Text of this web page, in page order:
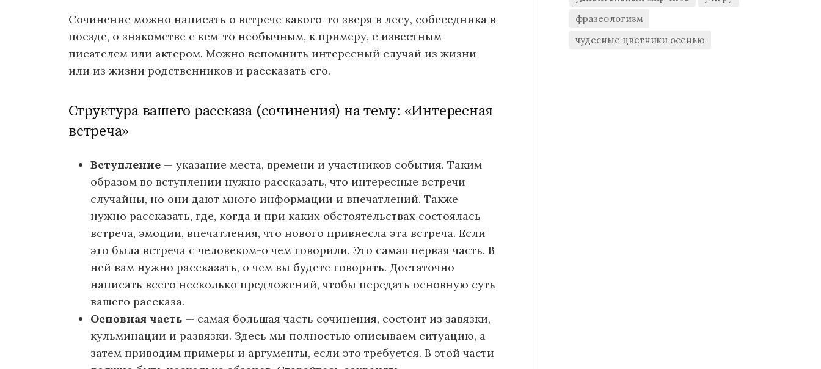
Сочинение можно написать о встрече какого-то зверя в лесу, собеседника в
поезде, о знакомстве с кем-то необычным, к примеру, с известным
писателем или актером. Можно вспомнить интересный случай из жизни
или из жизни родственников и рассказать его.
Структура вашего рассказа (сочинения) на тему: «Интересная
встреча»
Вступление — указание места, времени и участников события. Таким
образом во вступлении нужно рассказать, что интересные встречи
случайны, но они дают много информации и впечатлений. Также
нужно рассказать, где, когда и при каких обстоятельствах состоялась
встреча, эмоции, впечатления, что нового привнесла эта встреча. Если
это была встреча с человеком-о чем говорили. Это самая первая часть. В
ней вам нужно рассказать, о чем вы будете говорить. Достаточно
написать всего несколько предложений, чтобы передать основную суть
вашего рассказа.
Основная часть — самая большая часть сочинения, состоит из завязки,
кульминации и развязки. Здесь мы полностью описываем ситуацию, а
затем приводим примеры и аргументы, если это требуется. В этой части
фразеологизм
чудесные цветники осенью